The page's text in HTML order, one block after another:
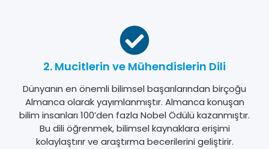
2. Mucitlerin ve Mühendislerin Dili
Dünyanın en önemli bilimsel başarılarından birçoğu
Almanca olarak yayımlanmıştır. Almanca konuşan
bilim insanları 100’den fazla Nobel Ödülü kazanmıştır.
Bu dili öğrenmek, bilimsel kaynaklara erişimi
kolaylaştırır ve araştırma becerilerini geliştirir.